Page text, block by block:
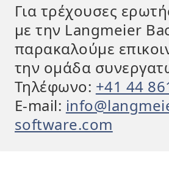
Για τρέχουσες
με την Langmeier
παρακαλούμε
την ομάδα
Τηλέφωνο: +41 44
E-mail:
software.com